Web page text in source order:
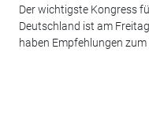
Der wichtigste Kongress
Deutschland ist am
haben Empfehlungen